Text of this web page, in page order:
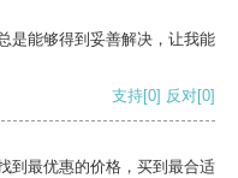
是能够得到妥善解决，让我能
支持[0] 反对[0]
到最优惠的价格，买到最合适